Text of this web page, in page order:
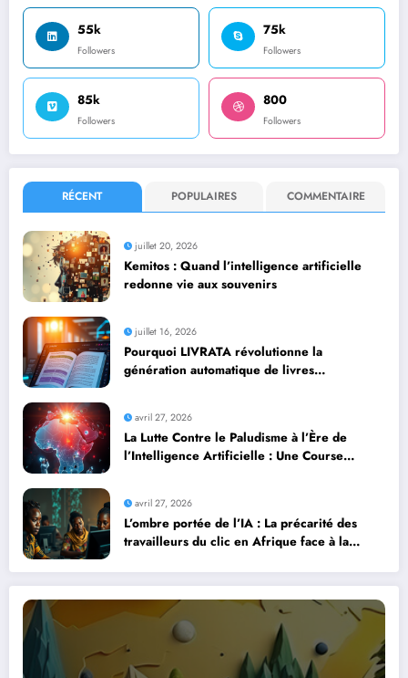
55k
Followers
75k
Followers
85k
Followers
800
Followers
RÉCENT POPULAIRES COMMENTAIRE
juillet 20, 2026
Kemitos : Quand l’intelligence artificielle
redonne vie aux souvenirs
juillet 16, 2026
Pourquoi LIVRATA révolutionne la
génération automatique de livres
avril 27, 2026
La Lutte Contre le Paludisme à l’Ère de
l’Intelligence Artificielle : Une Course
avril 27, 2026
L’ombre portée de l’IA : La précarité des
travailleurs du clic en Afrique face à la